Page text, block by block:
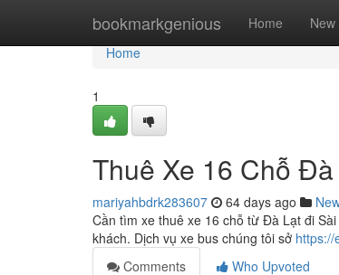
bookmarkgenious Home New
Home
Home
1
Thuê Xe 16 Chỗ
mariyahbdrk283607 64 days ago
Cần tìm xe thuê xe 16 chỗ từ Đà Lạt đi
khách. Dịch vụ xe bus chúng tôi sở
Comments
Who Upvoted